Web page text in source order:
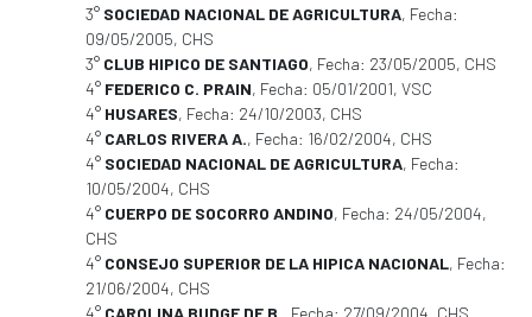
3° SOCIEDAD NACIONAL DE AGRICULTURA, Fecha:
09/05/2005, CHS
3° CLUB HIPICO DE SANTIAGO, Fecha: 23/05/2005, CHS
4° FEDERICO C. PRAIN, Fecha: 05/01/2001, VSC
4° HUSARES, Fecha: 24/10/2003, CHS
4° CARLOS RIVERA A., Fecha: 16/02/2004, CHS
4° SOCIEDAD NACIONAL DE AGRICULTURA, Fecha:
10/05/2004, CHS
4° CUERPO DE SOCORRO ANDINO, Fecha: 24/05/2004,
CHS
4° CONSEJO SUPERIOR DE LA HIPICA NACIONAL, Fecha:
21/06/2004, CHS
4° CAROLINA BUDGE DE B. , Fecha: 27/09/2004, CHS